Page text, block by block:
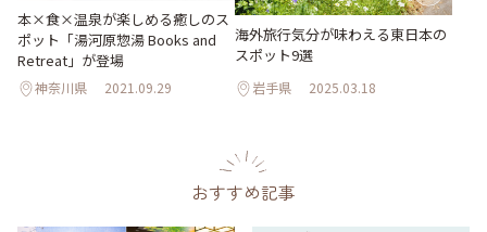
本×食×温泉が楽しめる癒しのス
ポット「湯河原惣湯 Books and
Retreat」が登場
神奈川県 2021.09.29
海外旅行気分が味わえる東日本の
スポット9選
岩手県 2025.03.18
おすすめ記事